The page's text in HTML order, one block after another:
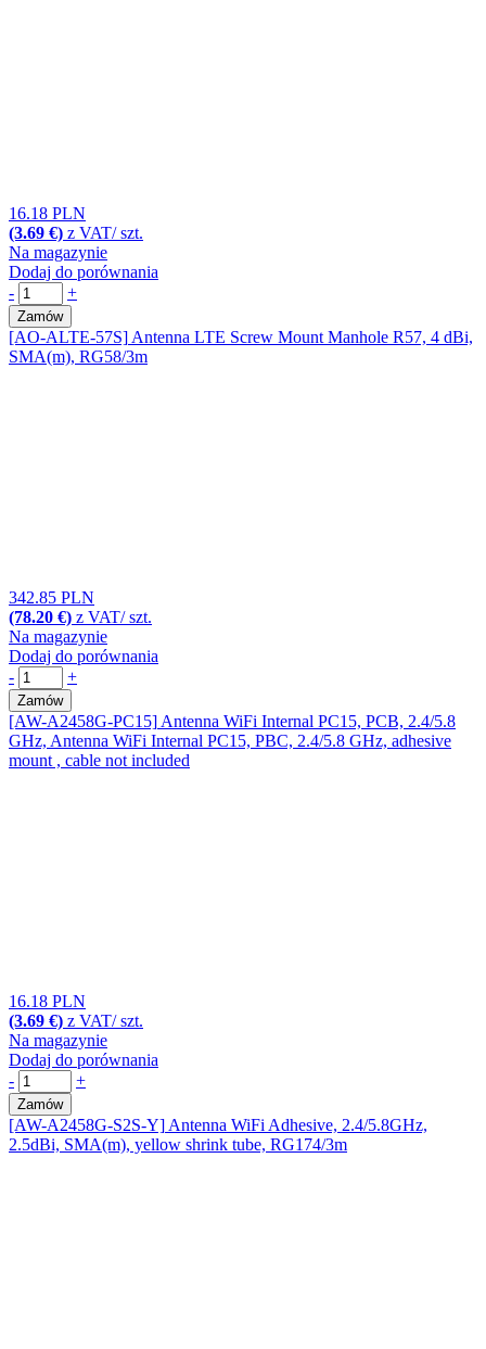
16.18 PLN
(3.69 €) z VAT/ szt.
Na magazynie
Dodaj do porównania
-
+
Zamów
[AO-ALTE-57S] Antenna LTE Screw Mount Manhole R57, 4 dBi,
SMA(m), RG58/3m
342.85 PLN
(78.20 €) z VAT/ szt.
Na magazynie
Dodaj do porównania
-
+
Zamów
[AW-A2458G-PC15] Antenna WiFi Internal PC15, PCB, 2.4/5.8
GHz, Antenna WiFi Internal PC15, PBC, 2.4/5.8 GHz, adhesive
mount , cable not included
16.18 PLN
(3.69 €) z VAT/ szt.
Na magazynie
Dodaj do porównania
-
+
Zamów
[AW-A2458G-S2S-Y] Antenna WiFi Adhesive, 2.4/5.8GHz,
2.5dBi, SMA(m), yellow shrink tube, RG174/3m